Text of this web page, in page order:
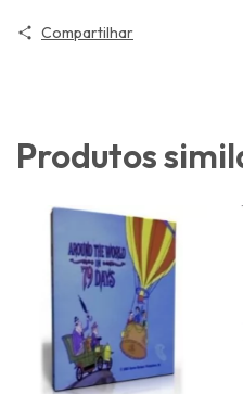
Compartilhar
Produtos